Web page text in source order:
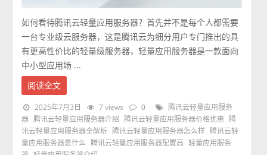
如何看待腾讯云轻量应用服务器？首先并不是每个人都需要
一台专业级云服务器，这是腾讯云为细分用户专门推出的具
有更高性价比的轻量级服务器，轻量应用服务器是一款面向
中小型应用场 ...
阅读全文
2025年7月3日 7 views 0
腾讯云轻量应用服务
器 腾讯云轻量应用服务器介绍 腾讯云轻量应用服务器价格优惠
腾
讯云轻量应用服务器全解析 腾讯云轻量应用服务器怎么样 腾讯云轻
量应用服务器是什么
腾讯云轻量应用服务器配置高
轻量应用服务